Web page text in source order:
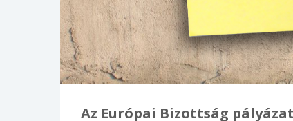
Az Európai Bizottság